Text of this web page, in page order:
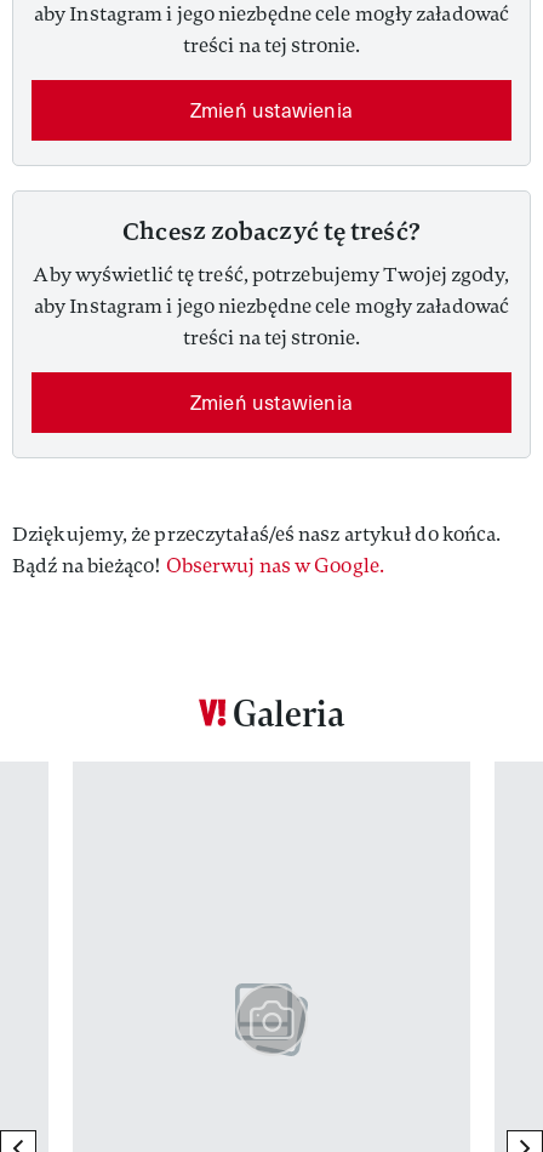
aby Instagram i jego niezbędne cele mogły załadować
treści na tej stronie.
Zmień ustawienia
Chcesz zobaczyć tę treść?
Aby wyświetlić tę treść, potrzebujemy Twojej zgody,
aby Instagram i jego niezbędne cele mogły załadować
treści na tej stronie.
Zmień ustawienia
Dziękujemy, że przeczytałaś/eś nasz artykuł do końca.
Bądź na bieżąco! Obserwuj nas w Google.
Galeria
previous element